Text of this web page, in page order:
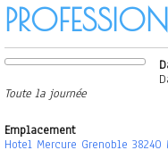
Toute la journée
Emplacement
Hotel Mercure Grenoble 38240